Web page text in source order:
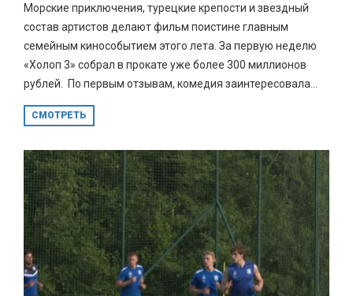
Морские приключения, турецкие крепости и звездный
состав артистов делают фильм поистине главным
семейным кинособытием этого лета. За первую неделю
«Холоп 3» собрал в прокате уже более 300 миллионов
рублей. По первым отзывам, комедия заинтересовала...
СМОТРЕТЬ